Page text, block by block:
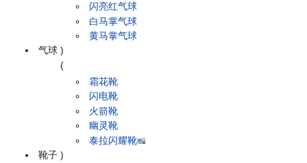
气球
闪亮红气球
白马掌气球
黄马掌气球
)
靴子
(
霜花靴
闪电靴
火箭靴
幽灵靴
泰拉闪耀靴
)